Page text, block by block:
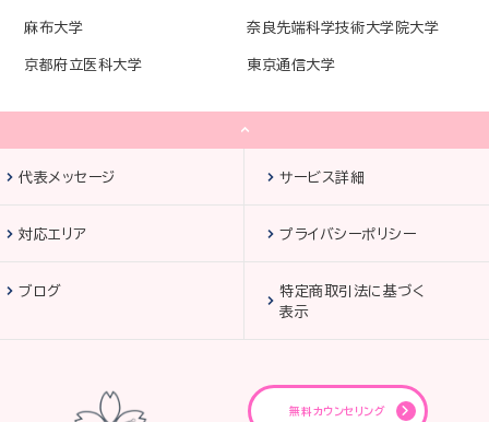
麻布大学 奈良先端科学技術大学院大学
京都府立医科大学 東京通信大学
代表メッセージ サービス詳細
対応エリア プライバシーポリシー
ブログ
特定商取引法に基づく
表示
無料カウンセリング